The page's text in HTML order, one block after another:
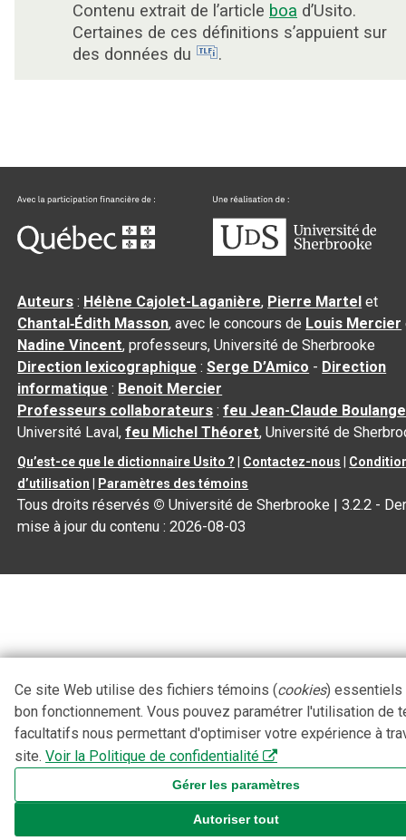
Contenu extrait de l’article boa d’Usito.
Certaines de ces définitions s’appuient sur
des données du
.
Auteurs : Hélène Cajolet-Laganière, Pierre Martel et
Chantal‑Édith Masson, avec le concours de Louis Mercier
Nadine Vincent, professeurs, Université de Sherbrooke
Direction lexicographique :Serge D’Amico - Direction
informatique : Benoit Mercier
Professeurs collaborateurs :feu Jean-Claude
Université Laval,feu Michel Théoret, Université de
Qu’est-ce que le dictionnaire Usito ? Contactez-nous
d’utilisation
Paramètres des témoins
Tous droits réservés © Université de Sherbrooke |3.2.2 -
mise à jour du contenu :2026-08-03
Ce site Web utilise des fichiers témoins (cookies) essentiels
bon fonctionnement. Vous pouvez paramétrer l'utilisation de
facultatifs nous permettant d'optimiser votre expérience à
site. Voir la Politique de confidentialité
Gérer les paramètres
Autoriser tout